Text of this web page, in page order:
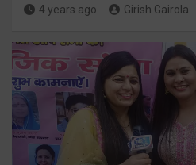
4 years ago Girish Gairola